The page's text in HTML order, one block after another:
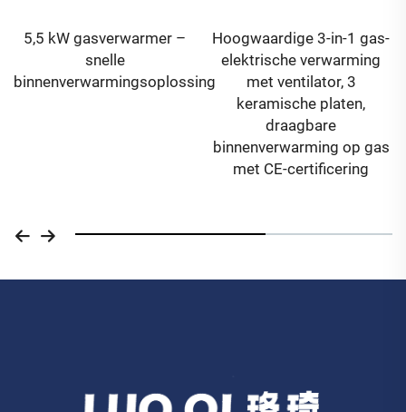
5,5 kW gasverwarmer –
snelle
binnenverwarmingsoplossing
Hoogwaardige 3-in-1 gas-
elektrische verwarming
met ventilator, 3
keramische platen,
draagbare
binnenverwarming op gas
met CE-certificering